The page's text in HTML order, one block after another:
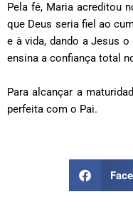
Pela fé, Maria acreditou
que Deus seria fiel ao
e à vida, dando a Jesus
ensina a confiança total
Para alcançar a
perfeita com o Pai.